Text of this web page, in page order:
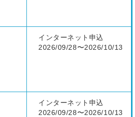
インターネット申込
2026/09/28〜2026/10/13
インターネット申込
2026/09/28〜2026/10/13